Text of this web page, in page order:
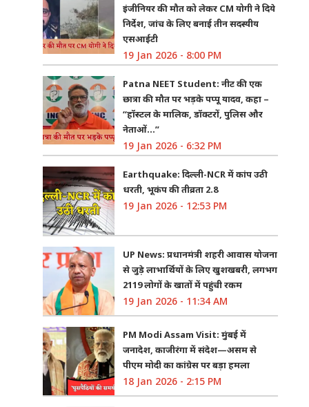
इंजीनियर की मौत को लेकर CM योगी ने दिये
निर्देश, जांच के लिए बनाई तीन सदस्यीय
एसआईटी
19 Jan 2026 - 8:00 PM
Patna NEET Student: नीट की एक
छात्रा की मौत पर भड़के पप्पू यादव, कहा –
“हॉस्टल के मालिक, डॉक्टरों, पुलिस और
नेताओं…”
19 Jan 2026 - 6:32 PM
Earthquake: दिल्ली-NCR में कांप उठी
धरती, भूकंप की तीव्रता 2.8
19 Jan 2026 - 12:53 PM
UP News: प्रधानमंत्री शहरी आवास योजना
से जुड़े लाभार्थियों के लिए खुशखबरी, लगभग
2119 लोगों के खातों में पहुंची रकम
19 Jan 2026 - 11:34 AM
PM Modi Assam Visit: मुंबई में
जनादेश, काजीरंगा में संदेश—असम से
पीएम मोदी का कांग्रेस पर बड़ा हमला
18 Jan 2026 - 2:15 PM